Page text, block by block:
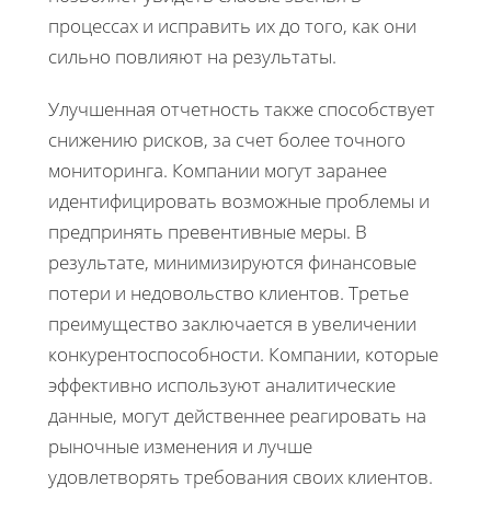
процессах и исправить их до того, как они
сильно повлияют на результаты.
Улучшенная отчетность также способствует
снижению рисков, за счет более точного
мониторинга. Компании могут заранее
идентифицировать возможные проблемы и
предпринять превентивные меры. В
результате, минимизируются финансовые
потери и недовольство клиентов. Третье
преимущество заключается в увеличении
конкурентоспособности. Компании, которые
эффективно используют аналитические
данные, могут действеннее реагировать на
рыночные изменения и лучше
удовлетворять требования своих клиентов.